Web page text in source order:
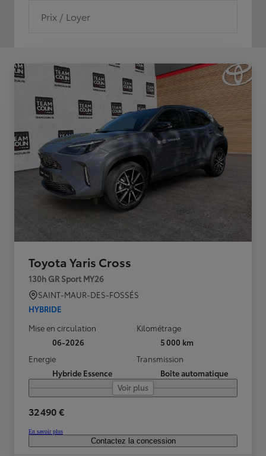
Prix / Loyer
Toyota Yaris Cross
130h GR Sport MY26
SAINT-MAUR-DES-FOSSÉS
HYBRIDE
Mise en circulation
06-2026
Kilométrage
5 000 km
Energie
Hybride Essence
Transmission
Boîte automatique
Voir plus
32 490 €
En savoir plus
Contactez la concession